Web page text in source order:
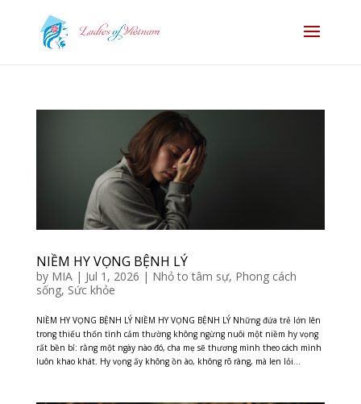
NIỀM HY VỌNG BỆNH LÝ
by MIA| Jul 1, 2026 | Nhỏ to tâm sự, Phong cách
sống, Sức khỏe
NIỀM HY VỌNG BỆNH LÝ NIỀM HY VỌNG BỆNH LÝ Những đứa trẻ lớn lên
trong thiếu thốn tình cảm thường không ngừng nuôi một niềm hy vọng
rất bền bỉ: rằng một ngày nào đó, cha mẹ sẽ thương mình theo cách mình
luôn khao khát. Hy vọng ấy không ồn ào, không rõ ràng, mà len lỏi...